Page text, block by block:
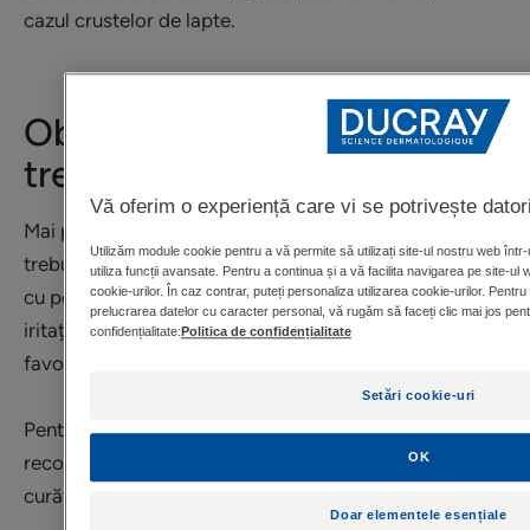
cazul crustelor de lapte.
Obiceiuri corecte care
trebuie adoptate
Mai presus de toate, există un lucru pe care nu ar
trebui să-l faceți! Nu zgâriați crustele cu unghiile sau
cu peria, deoarece acest lucru ar putea conduce la o
iritație suplimentară a scalpului sau chiar poate
favoriza suprainfecția crustelor.
Pentru îngrijire în cazul crustelor de lapte, se
recomandă implementarea unor măsuri zilnice de
curățare:
Vă oferim o experiență care vi se potrivește
Utilizăm module cookie pentru a vă permite să utilizați site-ul nostru web
utiliza funcții avansate. Pentru a continua și a vă facilita navigarea pe site-ul
cookie-urilor. În caz contrar, puteți personaliza utilizarea cookie-urilor.
prelucrarea datelor cu caracter personal, vă rugăm să faceți clic mai jos
confidențialitate:Politica de confidențialitate
Setări cookie-uri
Doar elementele esențiale
OK